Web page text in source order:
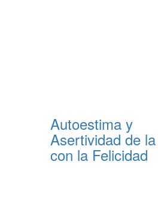
Autoestima y
Asertividad de
con la Felicidad